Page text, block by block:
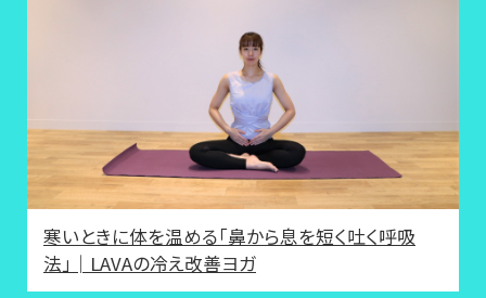
寒いときに体を温める「鼻から息を短く吐く呼吸
法」│LAVAの冷え改善ヨガ